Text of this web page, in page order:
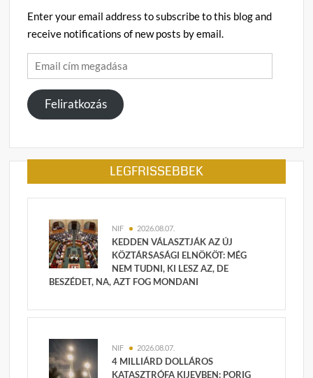
Enter your email address to subscribe to this blog and
receive notifications of new posts by email.
Email
cím
megadása
Feliratkozás
LEGFRISSEBBEK
NIF 2026.08.07.
KEDDEN VÁLASZTJÁK AZ ÚJ
KÖZTÁRSASÁGI ELNÖKÖT: MÉG
NEM TUDNI, KI LESZ AZ, DE
BESZÉDET, NA, AZT FOG MONDANI
NIF 2026.08.07.
4 MILLIÁRD DOLLÁROS
KATASZTRÓFA KIJEVBEN: PORIG